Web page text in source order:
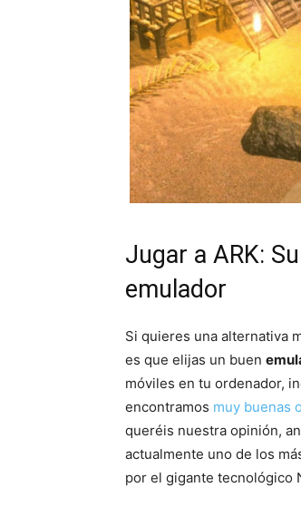
Jugar a ARK:
emulador
Si quieres una alternativa
es que elijas un buen
móviles en tu ordenador,
encontramos muy buenas
queréis nuestra opinión,
actualmente uno de los
por el gigante tecnológico